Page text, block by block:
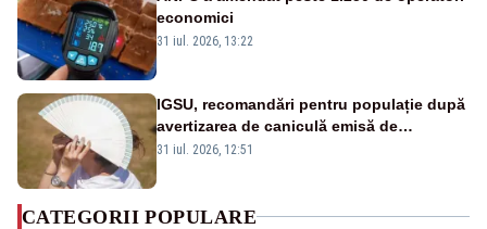
economici
31 iul. 2026, 13:22
IGSU, recomandări pentru populație după
avertizarea de caniculă emisă de
meteorologi
31 iul. 2026, 12:51
CATEGORII POPULARE